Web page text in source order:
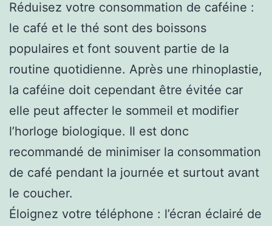
Réduisez votre consommation de caféine :
le café et le thé sont des boissons
populaires et font souvent partie de la
routine quotidienne. Après une rhinoplastie,
la caféine doit cependant être évitée car
elle peut affecter le sommeil et modifier
l’horloge biologique. Il est donc
recommandé de minimiser la consommation
de café pendant la journée et surtout avant
le coucher.
Éloignez votre téléphone : l’écran éclairé de